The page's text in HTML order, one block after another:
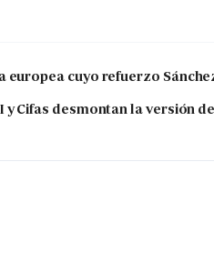
europea cuyo refuerzo
y Cifas desmontan la versión